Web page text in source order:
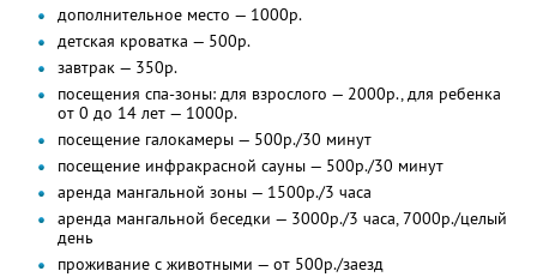
дополнительное место — 1000р.
детская кроватка — 500р.
завтрак — 350р.
посещения спа-зоны: для взрослого — 2000р., для ребенка
от 0 до 14 лет — 1000р.
посещение галокамеры — 500р./30 минут
посещение инфракрасной сауны — 500р./30 минут
аренда мангальной зоны — 1500р./3 часа
аренда мангальной беседки — 3000р./3 часа, 7000р./целый
день
проживание с животными — от 500р./заезд